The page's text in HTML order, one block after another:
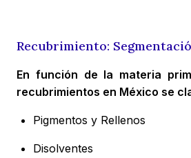
Recubrimiento:
En función de la materia
recubrimientos en México se
Pigmentos y Rellenos
Disolventes